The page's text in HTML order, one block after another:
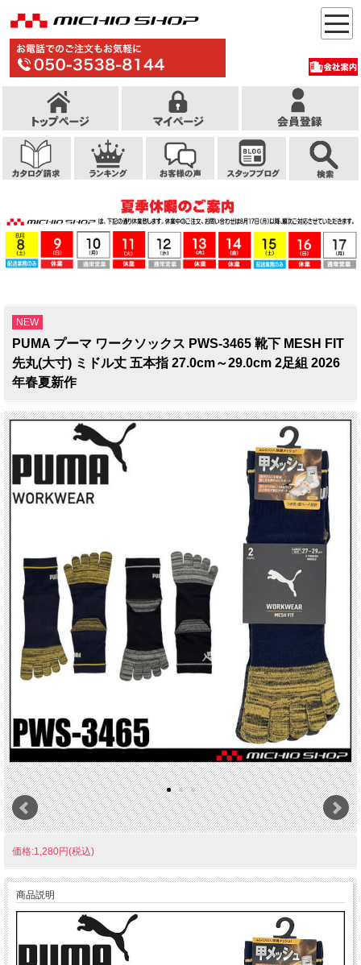
NEW
PUMA プーマ ワークソックス PWS-3465 靴下 MESH FIT
先丸(大寸) ミドル丈 五本指 27.0cm～29.0cm 2足組 2026
年春夏新作
価格:1,280円(税込)
商品説明